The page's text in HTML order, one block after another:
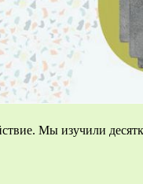
Мы изучили